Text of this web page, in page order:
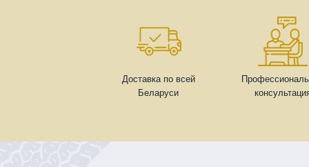
Доставка по всей
Беларуси